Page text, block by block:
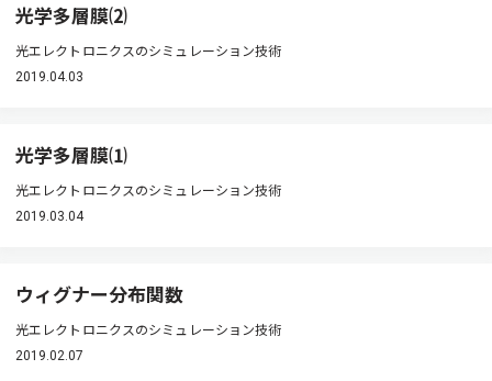
光学多層膜⑵
光エレクトロニクスのシミュレーション技術
2019.04.03
光学多層膜⑴
光エレクトロニクスのシミュレーション技術
2019.03.04
ウィグナー分布関数
光エレクトロニクスのシミュレーション技術
2019.02.07